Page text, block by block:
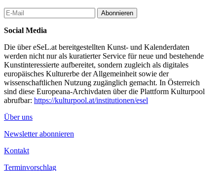
Abonnieren
Social Media
Die über eSeL.at bereitgestellten Kunst- und Kalenderdaten
werden nicht nur als kuratierter Service für neue und bestehende
Kunstinteressierte aufbereitet, sondern zugleich als digitales
europäisches Kulturerbe der Allgemeinheit sowie der
wissenschaftlichen Nutzung zugänglich gemacht. In Österreich
sind diese Europeana-Archivdaten über die Plattform Kulturpool
abrufbar: https://kulturpool.at/institutionen/esel
Über uns
Newsletter abonnieren
Kontakt
Terminvorschlag